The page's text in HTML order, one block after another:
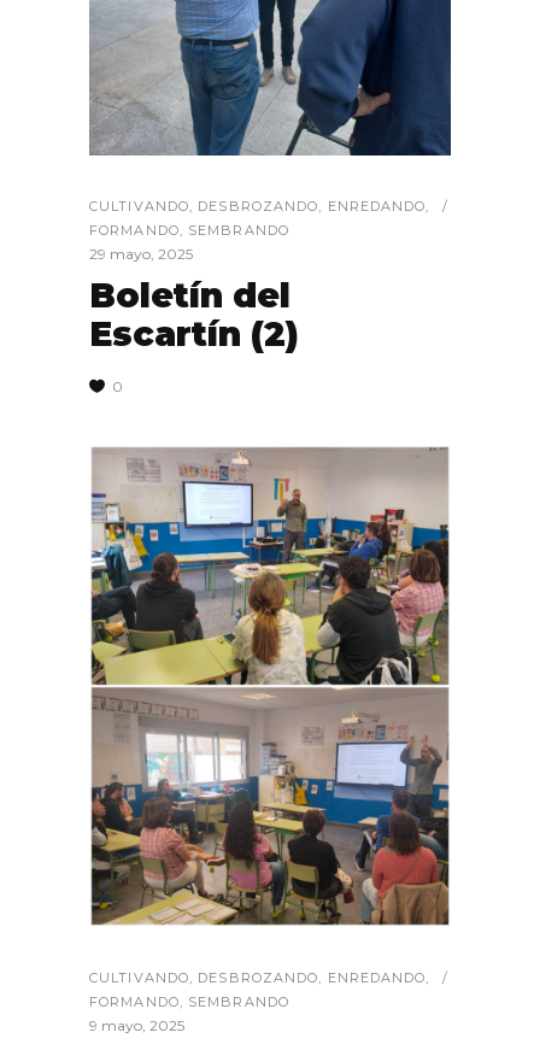
CULTIVANDO, DESBROZANDO, ENREDANDO,
FORMANDO, SEMBRANDO
29 mayo, 2025
Boletín del
Escartín (2)
0
CULTIVANDO, DESBROZANDO, ENREDANDO,
FORMANDO, SEMBRANDO
9 mayo, 2025